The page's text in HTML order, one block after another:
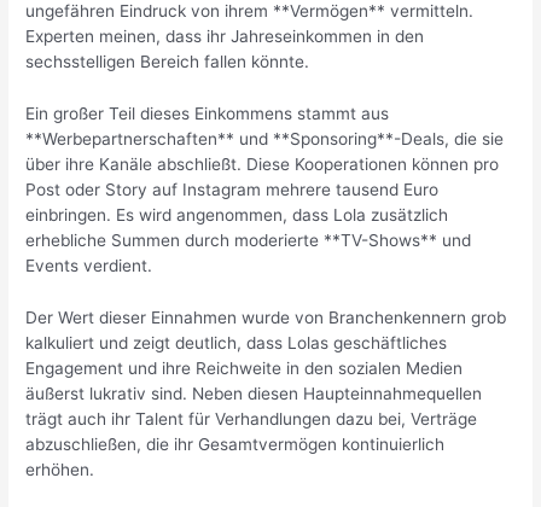
ungefähren Eindruck von ihrem **Vermögen** vermitteln.
Experten meinen, dass ihr Jahreseinkommen in den
sechsstelligen Bereich fallen könnte.
Ein großer Teil dieses Einkommens stammt aus
**Werbepartnerschaften** und **Sponsoring**-Deals, die sie
über ihre Kanäle abschließt. Diese Kooperationen können pro
Post oder Story auf Instagram mehrere tausend Euro
einbringen. Es wird angenommen, dass Lola zusätzlich
erhebliche Summen durch moderierte **TV-Shows** und
Events verdient.
Der Wert dieser Einnahmen wurde von Branchenkennern grob
kalkuliert und zeigt deutlich, dass Lolas geschäftliches
Engagement und ihre Reichweite in den sozialen Medien
äußerst lukrativ sind. Neben diesen Haupteinnahmequellen
trägt auch ihr Talent für Verhandlungen dazu bei, Verträge
abzuschließen, die ihr Gesamtvermögen kontinuierlich
erhöhen.